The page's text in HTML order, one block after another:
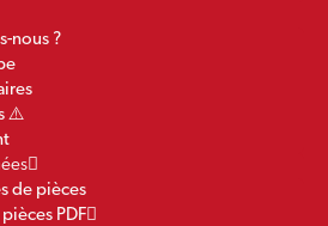
nous ?
⚠️
de pièces
PDF